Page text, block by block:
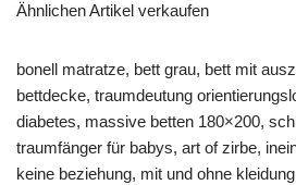
Ähnlichen Artikel verkaufen
bonell matratze, bett grau, bett mit
bettdecke, traumdeutung
diabetes, massive betten 180×200,
traumfänger für babys, art of zirbe,
keine beziehung, mit und ohne